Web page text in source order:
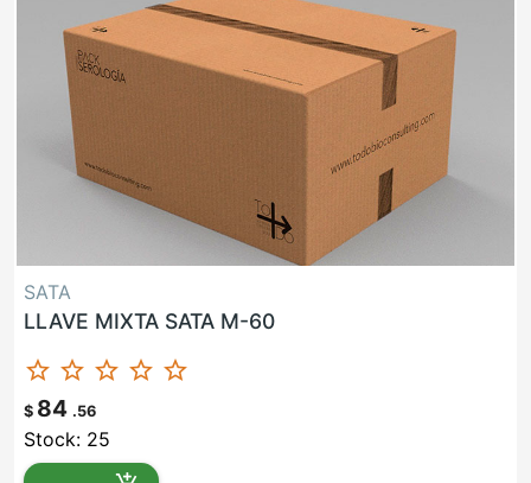
SATA
LLAVE MIXTA SATA M-60
star_border star_border star_border star_border star_border
$ 84 .56
Stock: 25